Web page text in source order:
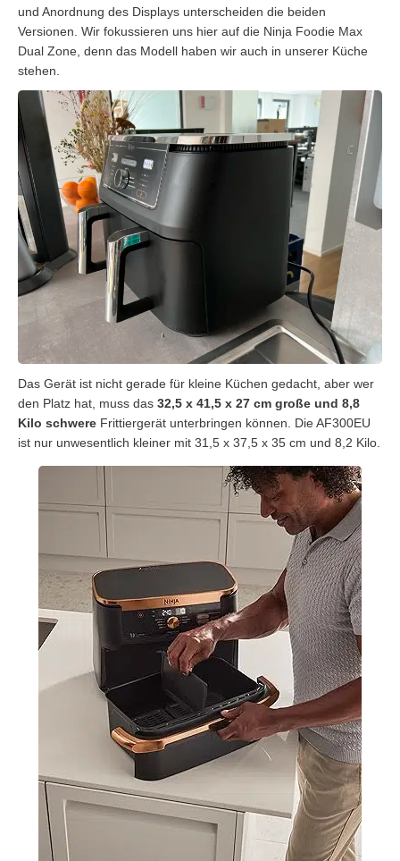
und Anordnung des Displays unterscheiden die beiden
Versionen. Wir fokussieren uns hier auf die Ninja Foodie Max
Dual Zone, denn das Modell haben wir auch in unserer Küche
stehen.
Das Gerät ist nicht gerade für kleine Küchen gedacht, aber wer
den Platz hat, muss das 32,5 x 41,5 x 27 cm große und 8,8
Kilo schwere Frittiergerät unterbringen können. Die AF300EU
ist nur unwesentlich kleiner mit 31,5 x 37,5 x 35 cm und 8,2 Kilo.